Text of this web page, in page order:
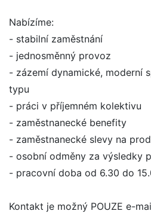
Nabízíme:
- stabilní zaměstnání
- jednosměnný provoz
- zázemí dynamické, moderní
typu
- práci v příjemném kolektivu
- zaměstnanecké benefity
- zaměstnanecké slevy na
- osobní odměny za výsledky
- pracovní doba od 6.30 do
Kontakt je možný POUZE e-